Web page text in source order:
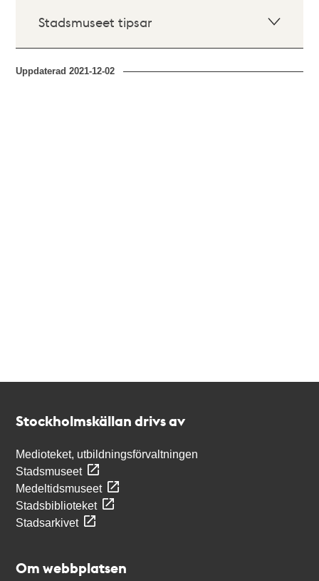
Stadsmuseet tipsar
Uppdaterad2021-12-02
Stockholmskällan drivs av
Medioteket, utbildningsförvaltningen
Stadsmuseet
Medeltidsmuseet
Stadsbiblioteket
Stadsarkivet
Om webbplatsen